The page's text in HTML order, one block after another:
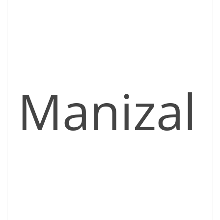
Manizal